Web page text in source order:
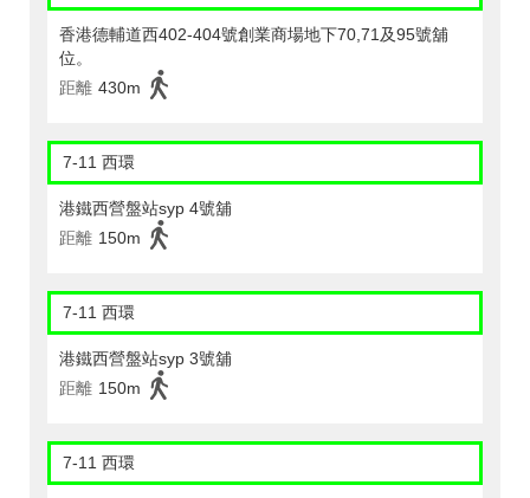
香港德輔道西402-404號創業商場地下70,71及95號舖
位。
距離 430m
7-11 西環
港鐵西營盤站syp 4號舖
距離 150m
7-11 西環
港鐵西營盤站syp 3號舖
距離 150m
7-11 西環